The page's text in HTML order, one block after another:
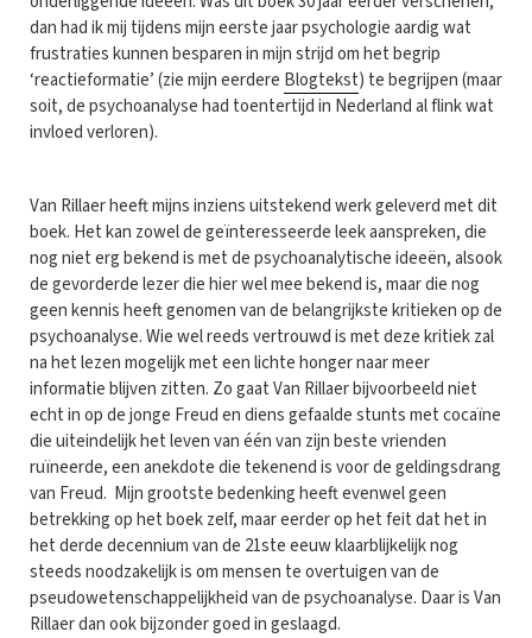
dan had ik mij tijdens mijn eerste jaar psychologie aardig wat
frustraties kunnen besparen in mijn strijd om het begrip
‘reactieformatie’ (zie mijn eerdere Blogtekst) te begrijpen (maar
soit, de psychoanalyse had toentertijd in Nederland al flink wat
invloed verloren).
Van Rillaer heeft mijns inziens uitstekend werk geleverd met dit
boek. Het kan zowel de geïnteresseerde leek aanspreken, die
nog niet erg bekend is met de psychoanalytische ideeën, alsook
de gevorderde lezer die hier wel mee bekend is, maar die nog
geen kennis heeft genomen van de belangrijkste kritieken op de
psychoanalyse. Wie wel reeds vertrouwd is met deze kritiek zal
na het lezen mogelijk met een lichte honger naar meer
informatie blijven zitten. Zo gaat Van Rillaer bijvoorbeeld niet
echt in op de jonge Freud en diens gefaalde stunts met cocaïne
die uiteindelijk het leven van één van zijn beste vrienden
ruïneerde, een anekdote die tekenend is voor de geldingsdrang
van Freud. Mijn grootste bedenking heeft evenwel geen
betrekking op het boek zelf, maar eerder op het feit dat het in
het derde decennium van de 21ste eeuw klaarblijkelijk nog
steeds noodzakelijk is om mensen te overtuigen van de
pseudowetenschappelijkheid van de psychoanalyse. Daar is Van
Rillaer dan ook bijzonder goed in geslaagd.